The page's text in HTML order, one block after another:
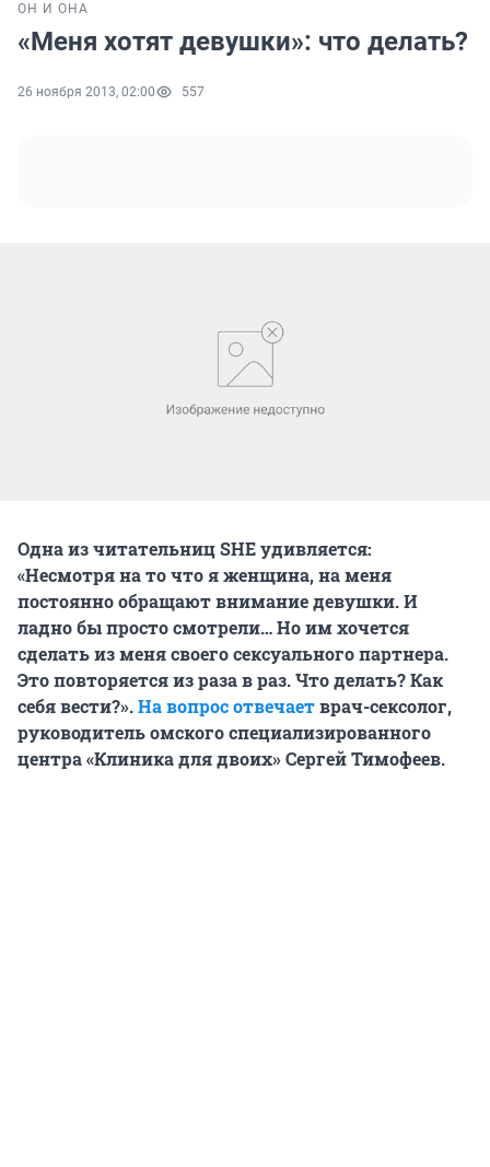
ОН И ОНА
«Меня хотят девушки»: что делать?
26 ноября 2013, 02:00 557
Одна из читательниц SHE удивляется:
«Несмотря на то что я женщина, на меня
постоянно обращают внимание девушки. И
ладно бы просто смотрели… Но им хочется
сделать из меня своего сексуального партнера.
Это повторяется из раза в раз. Что делать? Как
себя вести?».На вопрос отвечаетврач-сексолог,
руководитель омского специализированного
центра «Клиника для двоих» Сергей Тимофеев.